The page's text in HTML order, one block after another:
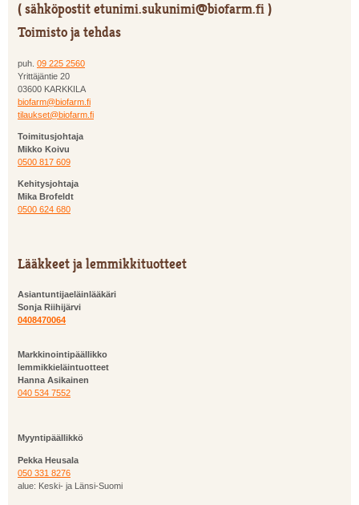
( sähköpostitetunimi.sukunimi@biofarm.fi)
Toimisto ja tehdas
puh. 09 225 2560
Yrittäjäntie 20
03600 KARKKILA
biofarm@biofarm.fi
tilaukset@biofarm.fi
Toimitusjohtaja
Mikko Koivu
0500 817 609
Kehitysjohtaja
Mika Brofeldt
0500 624 680
Lääkkeet ja lemmikkituotteet
Asiantuntijaeläinlääkäri
Sonja Riihijärvi
0408470064
Markkinointipäällikko
lemmikkieläintuotteet
Hanna Asikainen
040 534 7552
Myyntipäällikkö
Pekka Heusala
050 331 8276
alue: Keski- ja Länsi-Suomi